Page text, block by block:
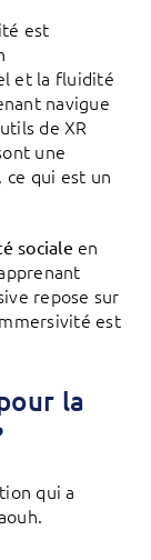
est
et la fluidité
navigue
de XR
une
qui est un
sociale en
repose sur
est
la
qui a